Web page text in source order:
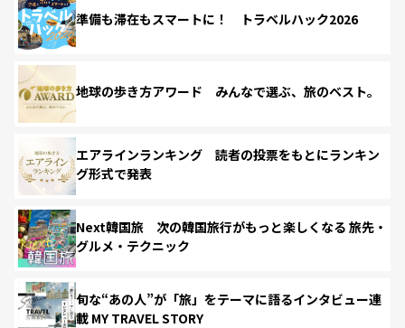
準備も滞在もスマートに！ トラベルハック2026
地球の歩き方アワード みんなで選ぶ、旅のベスト。
エアラインランキング 読者の投票をもとにランキン
グ形式で発表
Next韓国旅 次の韓国旅行がもっと楽しくなる 旅先・
グルメ・テクニック
旬な“あの人”が「旅」をテーマに語るインタビュー連
載 MY TRAVEL STORY